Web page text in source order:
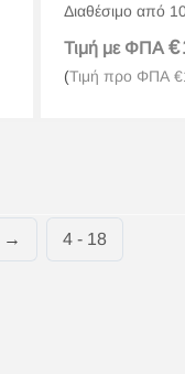
Διαθέσιμο από
Τιμή με ΦΠΑ €
(Τιμή προ ΦΠΑ €
4 - 18